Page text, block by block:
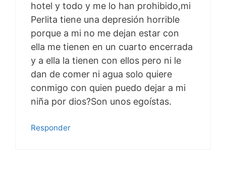
hotel y todo y me lo han prohibido,mi
Perlita tiene una depresión horrible
porque a mi no me dejan estar con
ella me tienen en un cuarto encerrada
y a ella la tienen con ellos pero ni le
dan de comer ni agua solo quiere
conmigo con quien puedo dejar a mi
niña por dios?Son unos egoístas.
Responder